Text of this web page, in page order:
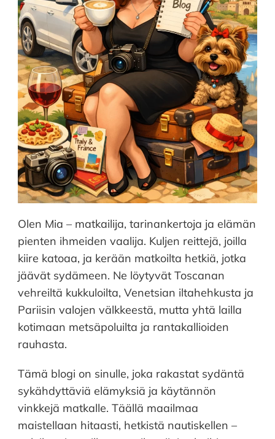
Olen Mia – matkailija, tarinankertoja ja elämän
pienten ihmeiden vaalija. Kuljen reittejä, joilla
kiire katoaa, ja kerään matkoilta hetkiä, jotka
jäävät sydämeen. Ne löytyvät Toscanan
vehreiltä kukkuloilta, Venetsian iltahehkusta ja
Pariisin valojen välkkeestä, mutta yhtä lailla
kotimaan metsäpoluilta ja rantakallioiden
rauhasta.
Tämä blogi on sinulle, joka rakastat sydäntä
sykähdyttäviä elämyksiä ja käytännön
vinkkejä matkalle. Täällä maailmaa
maistellaan hitaasti, hetkistä nautiskellen –